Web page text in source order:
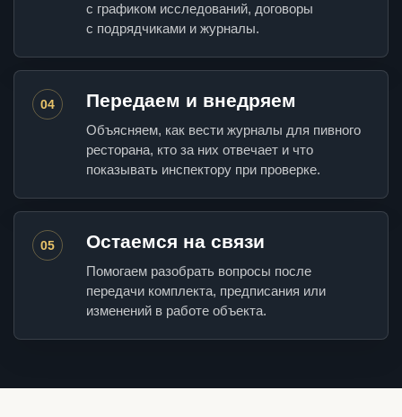
с графиком исследований, договоры
с подрядчиками и журналы.
04 Передаем и внедряем
Объясняем, как вести журналы для пивного
ресторана, кто за них отвечает и что
показывать инспектору при проверке.
05 Остаемся на связи
Помогаем разобрать вопросы после
передачи комплекта, предписания или
изменений в работе объекта.